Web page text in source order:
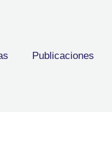
Publicaciones